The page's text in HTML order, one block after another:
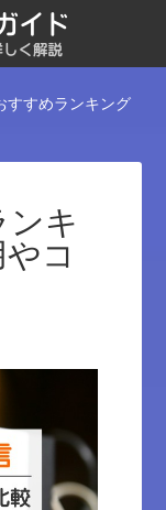
すすめランキング
ンキ
コ